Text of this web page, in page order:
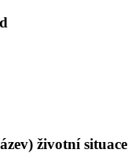
životní situace